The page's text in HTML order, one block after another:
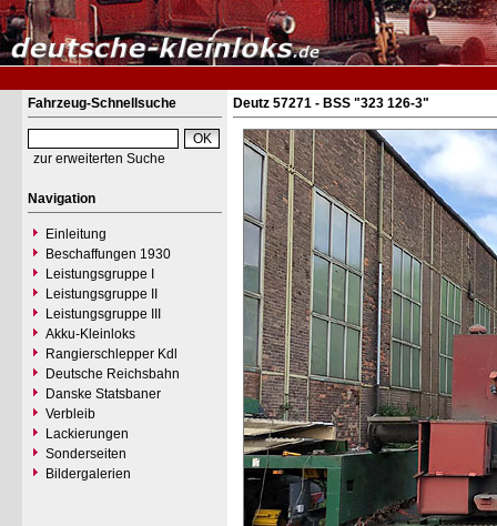
Fahrzeug-Schnellsuche
zur erweiterten Suche
Navigation
Einleitung
Beschaffungen 1930
Leistungsgruppe I
Leistungsgruppe II
Leistungsgruppe III
Akku-Kleinloks
Rangierschlepper Kdl
Deutsche Reichsbahn
Danske Statsbaner
Verbleib
Lackierungen
Sonderseiten
Bildergalerien
Deutz 57271 - BSS "323 126-3"